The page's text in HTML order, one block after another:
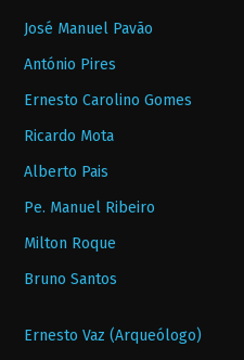
José Manuel Pavão
António Pires
Ernesto Carolino Gomes
Ricardo Mota
Alberto Pais
Pe. Manuel Ribeiro
Milton Roque
Bruno Santos
Ernesto Vaz (Arqueólogo)